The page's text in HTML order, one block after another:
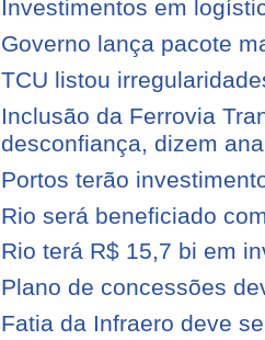
Investimentos em
Governo lança pacote
TCU listou
Inclusão da Ferrovia
desconfiança, dizem
Portos terão
Rio será beneficiado
Rio terá R$ 15,7 bi em
Plano de concessões
Fatia da Infraero deve